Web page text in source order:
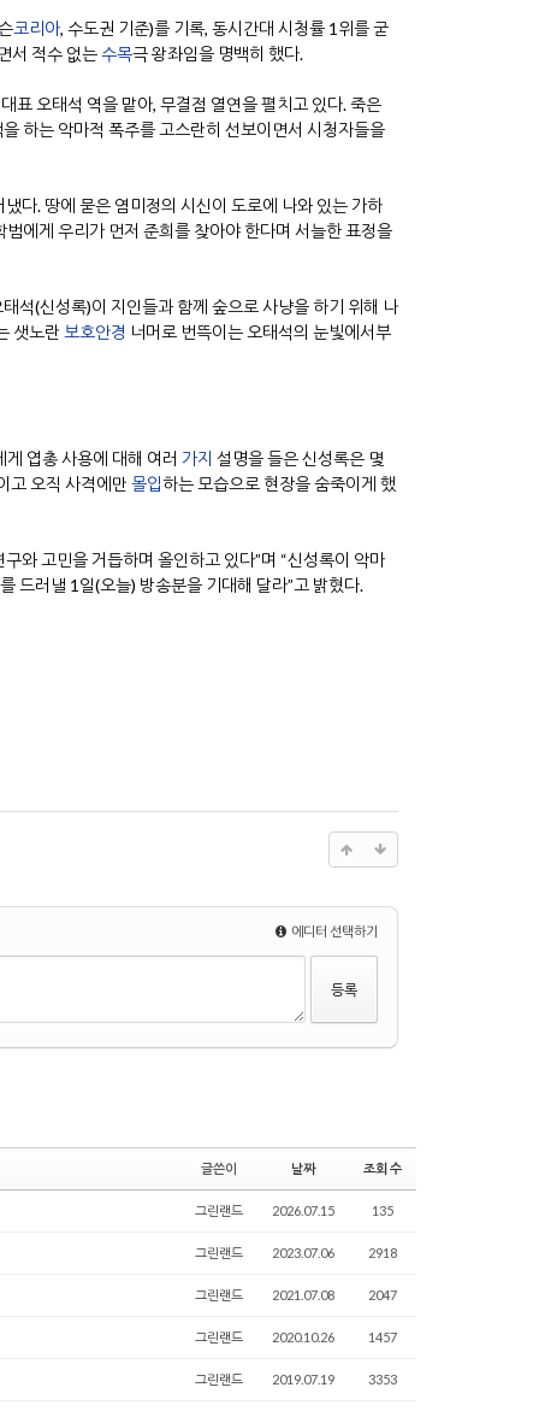
코리아, 수도권 기준)를 기록, 동시간대 시청률 1위를 굳
서 적수 없는수목극 왕좌임을 명백히 했다.
표 오태석 역을 맡아, 무결점 열연을 펼치고 있다. 죽은
하는 악마적 폭주를 고스란히 선보이면서 시청자들을
다. 땅에 묻은 염미정의 시신이 도로에 나와 있는 가하
에게 우리가 먼저 준희를 찾아야 한다며 서늘한 표정을
석(신성록)이 지인들과 함께 숲으로 사냥을 하기 위해 나
샛노란 보호안경 너머로 번뜩이는 오태석의 눈빛에서부
엽총 사용에 대해 여러 가지 설명을 들은 신성록은 몇
고 오직 사격에만 몰입하는 모습으로 현장을 숨죽이게 했
와 고민을 거듭하며 올인하고 있다”며 “신성록이 악마
드러낼 1일(오늘) 방송분을 기대해 달라”고 밝혔다.
에디터 선택하기
글쓴이 날짜 조회 수
그린랜드 2026.07.15 135
그린랜드 2023.07.06 2918
그린랜드 2021.07.08 2047
그린랜드 2020.10.26 1457
그린랜드 2019.07.19 3353